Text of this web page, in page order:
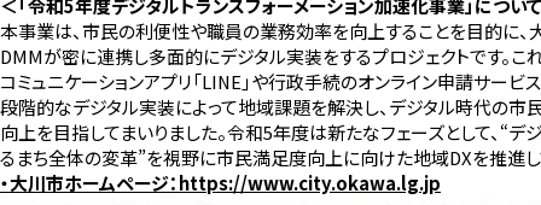
＜「令和5年度デジタルトランスフォーメーション加速化事業」につい
本事業は、市民の利便性や職員の業務効率を向上することを目的に、
DMMが密に連携し多面的にデジタル実装をするプロジェクトです。こ
コミュニケーションアプリ「LINE」や行政手続のオンライン申請サービ
段階的なデジタル実装によって地域課題を解決し、デジタル時代の市
向上を目指してまいりました。令和5年度は新たなフェーズとして、“デ
るまち全体の変革”を視野に市民満足度向上に向けた地域DXを推進し
・大川市ホームページ：https://www.city.okawa.lg.jp